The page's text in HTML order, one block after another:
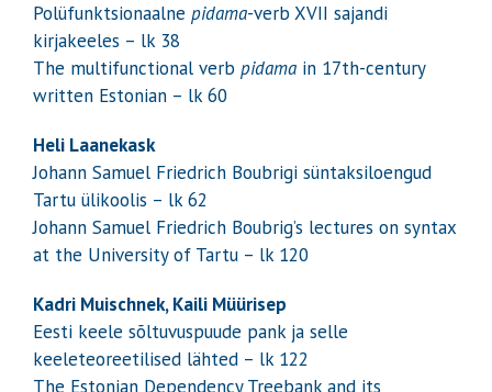
Polüfunktsionaalne pidama-verb XVII sajandi
kirjakeeles – lk 38
The multifunctional verb pidama in 17th-century
written Estonian – lk 60
Heli Laanekask
Johann Samuel Friedrich Boubrigi süntaksiloengud
Tartu ülikoolis – lk 62
Johann Samuel Friedrich Boubrig’s lectures on syntax
at the University of Tartu – lk 120
Kadri Muischnek, Kaili Müürisep
Eesti keele sõltuvuspuude pank ja selle
keeleteoreetilised lähted – lk 122
The Estonian Dependency Treebank and its